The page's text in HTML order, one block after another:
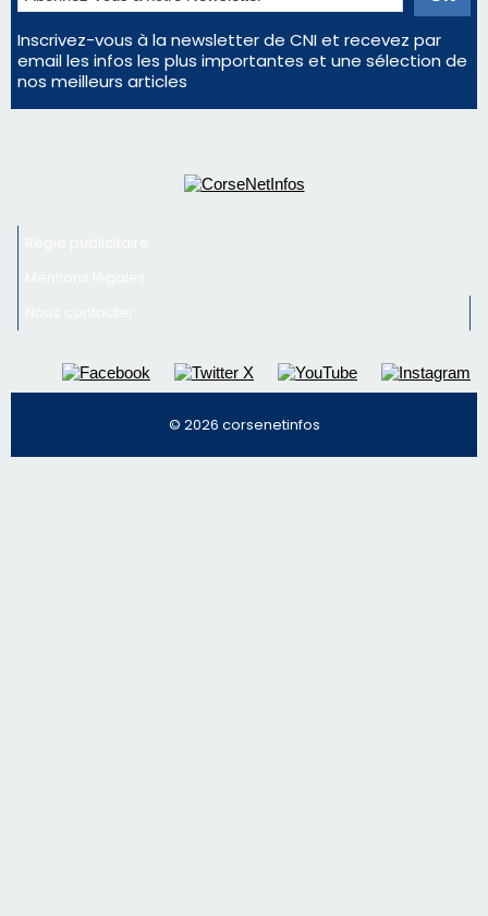
Nous contacter
© 2026 corsenetinfos